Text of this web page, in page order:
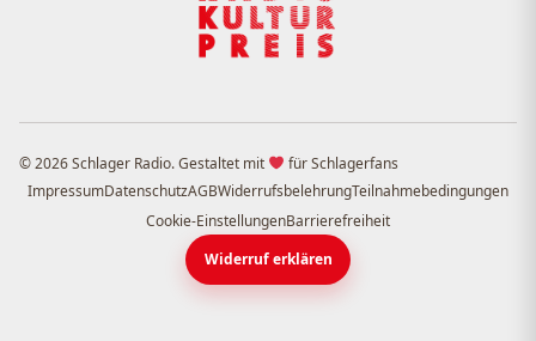
© 2026 Schlager Radio. Gestaltet mit
für Schlagerfans
ImpressumDatenschutzAGBWiderrufsbelehrungTeilnahmebedingungen
Cookie-EinstellungenBarrierefreiheit
Widerruf erklären